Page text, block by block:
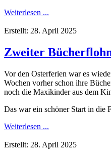
Weiterlesen ...
Erstellt: 28. April 2025
Zweiter
Vor den Osterferien war es
Wochen vorher schon ihre
noch die Maxikinder aus dem
Das war ein schöner Start in die
Weiterlesen ...
Erstellt: 28. April 2025